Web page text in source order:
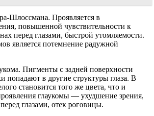
Шлоссмана. Проявляется в
повышенной чувствительности к
перед глазами, быстрой утомляемости.
является потемнение радужной
Пигменты с задней поверхности
попадают в другие структуры глаза. В
становится того же цвета, что и
глаукомы — ухудшение зрения,
глазами, отек роговицы.